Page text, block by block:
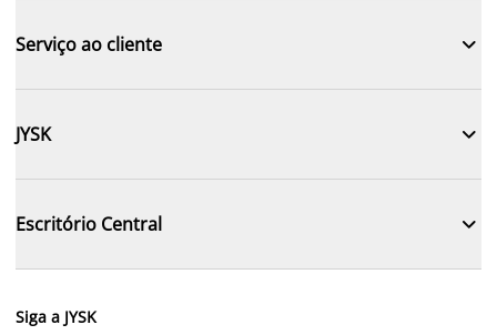
Serviço ao cliente 
JYSK 
Escritório Central 
Siga a JYSK